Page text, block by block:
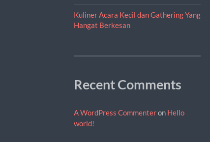
Kuliner Acara Kecil dan Gathering Yang
Hangat Berkesan
Recent Comments
A WordPress Commenteron Hello
world!